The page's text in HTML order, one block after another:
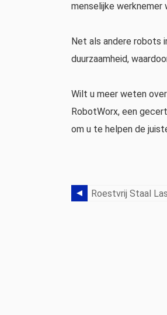
menselijke
Net als andere robots
duurzaamheid,
Wilt u meer weten
RobotWorx, een
om u te helpen de
Roestvrij Staal